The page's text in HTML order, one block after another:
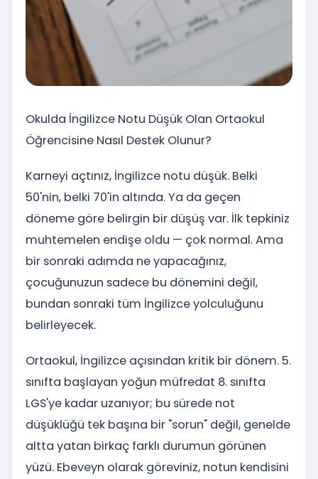
Okulda İngilizce Notu Düşük Olan Ortaokul
Öğrencisine Nasıl Destek Olunur?
Karneyi açtınız, İngilizce notu düşük. Belki
50'nin, belki 70'in altında. Ya da geçen
döneme göre belirgin bir düşüş var. İlk tepkiniz
muhtemelen endişe oldu — çok normal. Ama
bir sonraki adımda ne yapacağınız,
çocuğunuzun sadece bu dönemini değil,
bundan sonraki tüm İngilizce yolculuğunu
belirleyecek.
Ortaokul, İngilizce açısından kritik bir dönem. 5.
sınıfta başlayan yoğun müfredat 8. sınıfta
LGS'ye kadar uzanıyor; bu sürede not
düşüklüğü tek başına bir "sorun" değil, genelde
altta yatan birkaç farklı durumun görünen
yüzü. Ebeveyn olarak göreviniz, notun kendisini